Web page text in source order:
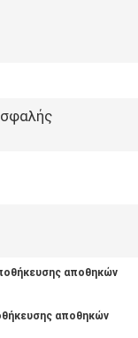
αποθηκών
αποθηκών